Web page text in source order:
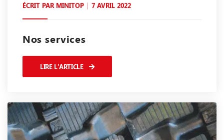
ÉCRIT PAR MINITOP 7 AVRIL 2022
Nos services
LIRE L'ARTICLE